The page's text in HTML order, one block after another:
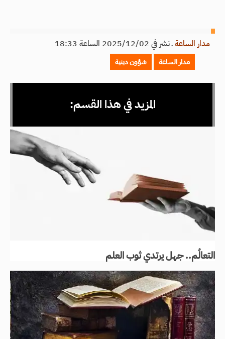
مدار الساعةـنشر في 2025/12/02 الساعة 18:33
مدار الساعة شؤون دينية
المزيد في هذا القسم:
التعالُم.. جهل يرتدي ثوب العلم